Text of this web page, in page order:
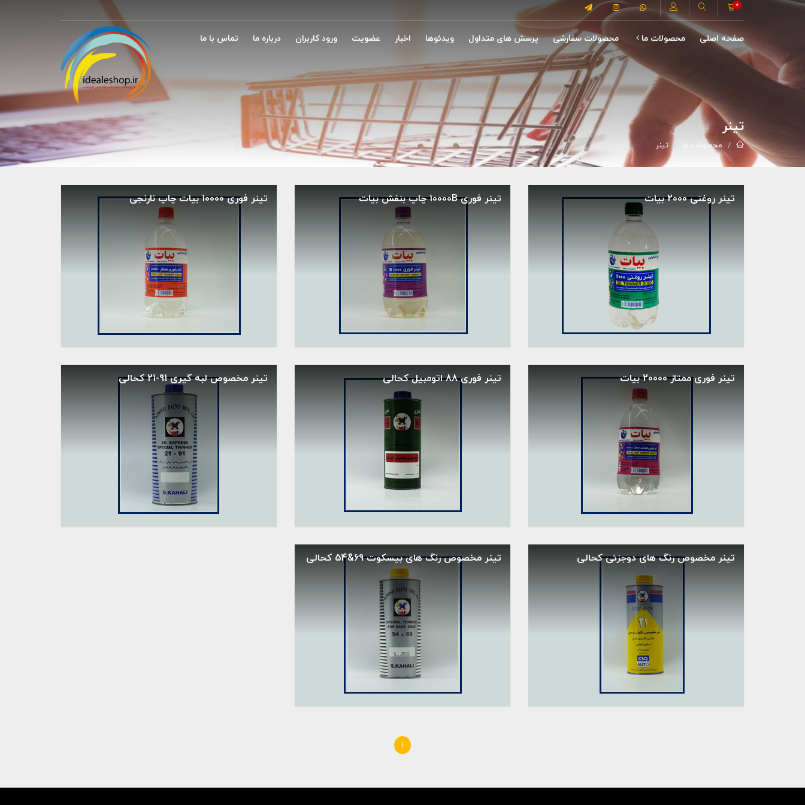
0
صفحه اصلی محصولات ما محصولات سفارشی پرسش های متداول ویدئوها اخبار عضویت ورود کاربران درباره ما تماس با ما
تینر
محصولات ما تینر
تینر روغنی 2000 بیات تینر فوری 10000B چاپ بنفش بیات تینر فوری 10000 بیات چاپ نارنجی
تینر فوری ممتاز 20000 بیات تینر فوری 88 اتومبیل کحالی تینر مخصوص لبه گیری 91-21 کحالی
تینر مخصوص رنگ های دوجزئی کحالی تینر مخصوص رنگ های بیسکوت 69&54 کحالی
1